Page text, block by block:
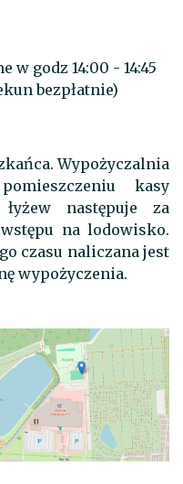
w godz 14:00 - 14:45
bezpłatnie)
Wypożyczalnia
kasy
następuje za
na lodowisko.
czasu naliczana jest
wypożyczenia.